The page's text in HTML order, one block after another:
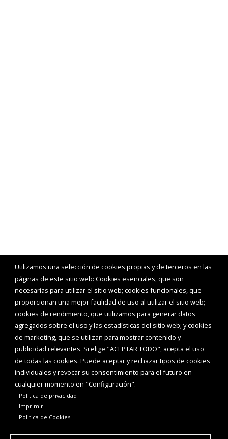
Utilizamos una selección de cookies propias y de terceros en las
páginas de este sitio web: Cookies esenciales, que son
necesarias para utilizar el sitio web; cookies funcionales, que
proporcionan una mejor facilidad de uso al utilizar el sitio web;
cookies de rendimiento, que utilizamos para generar datos
agregados sobre el uso y las estadísticas del sitio web; y cookies
de marketing, que se utilizan para mostrar contenido y
publicidad relevantes. Si elige "ACEPTAR TODO", acepta el uso
de todas las cookies. Puede aceptar y rechazar tipos de cookies
individuales y revocar su consentimiento para el futuro en
cualquier momento en "Configuración".
Política de privacidad
Imprimir
Politica de Cookies